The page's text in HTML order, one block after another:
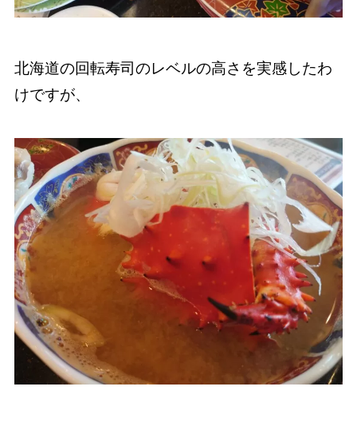
北海道の回転寿司のレベルの高さを実感したわ
けですが、